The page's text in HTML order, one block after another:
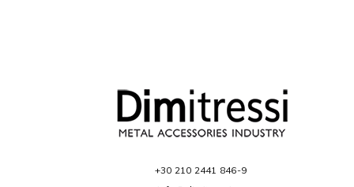
+30 210 2441 846-9